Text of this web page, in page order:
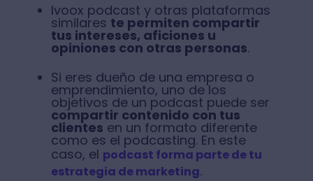
Ivoox podcast y otras plataformas
similares te permiten compartir
tus intereses, aficiones u
opiniones con otras personas.
Si eres dueño de una empresa o
emprendimiento, uno de los
objetivos de un podcast puede ser
compartir contenido con tus
clientes en un formato diferente
como es el podcasting. En este
caso, el podcast forma parte de tu
estrategia de marketing.